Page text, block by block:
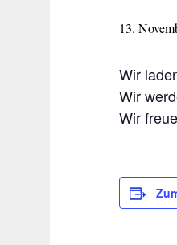
13.
Wir
Wir
Wir